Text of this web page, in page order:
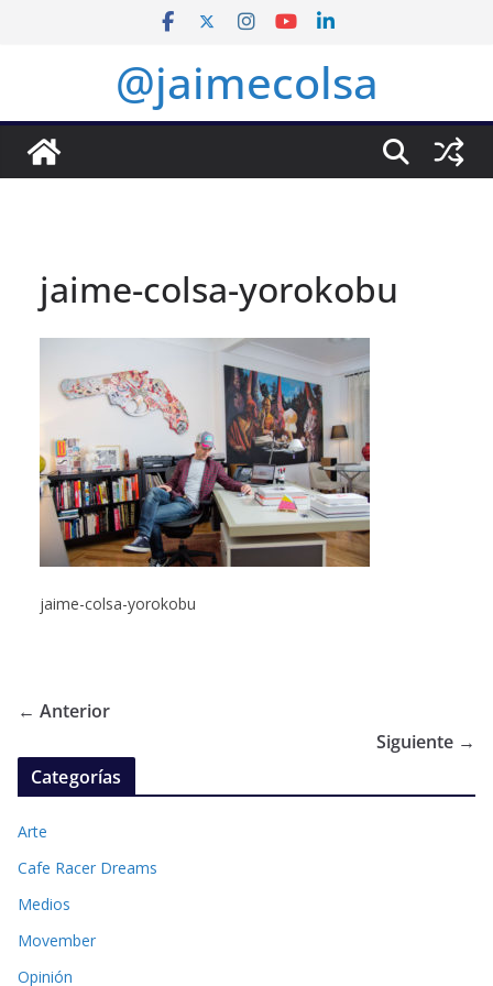
@jaimecolsa
jaime-colsa-yorokobu
jaime-colsa-yorokobu
← Anterior
Siguiente →
Categorías
Arte
Cafe Racer Dreams
Medios
Movember
Opinión